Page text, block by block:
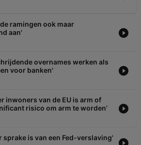
ramingen ook maar
aan'
overnames werken als
voor banken'
inwoners van de EU is arm of
risico om arm te worden’
sprake is van een Fed-verslaving'